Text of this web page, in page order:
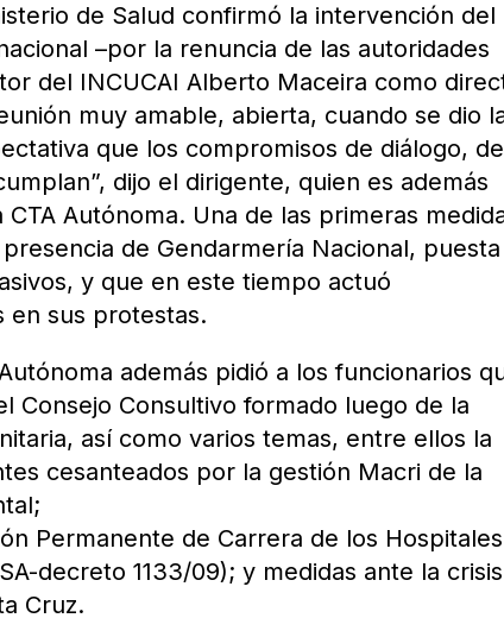
de Salud confirmó la intervención del
–por la renuncia de las autoridades
del INCUCAI Alberto Maceira como
muy amable, abierta, cuando se dio
que los compromisos de diálogo, de
dijo el dirigente, quien es además
Autónoma. Una de las primeras
de Gendarmería Nacional,
y que en este tiempo actuó
en sus protestas.
además pidió a los funcionarios
Consejo Consultivo formado luego de la
así como varios temas, entre ellos la
cesanteados por la gestión Macri de la
Permanente de Carrera de los
decreto 1133/09); y medidas ante la
Cruz.